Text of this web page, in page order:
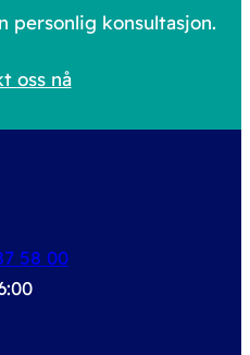
personlig konsultasjon.
oss nå
58 00